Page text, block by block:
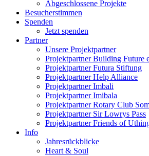
Abgeschlossene Projekte
Besucherstimmen
Spenden
Jetzt spenden
Partner
Unsere Projektpartner
Projektpartner Building Future
Projektpartner Futura Stiftung
Projektpartner Help Alliance
Projektpartner Imbali
Projektpartner Imibala
Projektpartner Rotary Club
Projektpartner Sir Lowrys Pass
Projektpartner Friends of
Info
Jahresrückblicke
Heart & Soul